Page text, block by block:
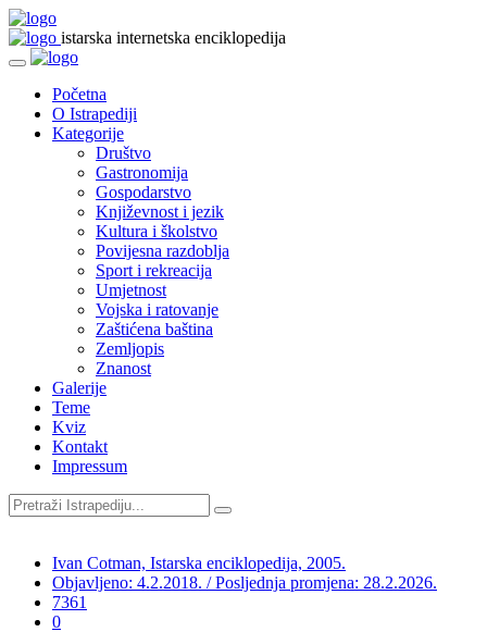
istarska internetska enciklopedija
Početna
O Istrapediji
Kategorije
Društvo
Gastronomija
Gospodarstvo
Književnost i jezik
Kultura i školstvo
Povijesna razdoblja
Sport i rekreacija
Umjetnost
Vojska i ratovanje
Zaštićena baština
Zemljopis
Znanost
Galerije
Teme
Kviz
Kontakt
Impressum
Ivan Cotman, Istarska enciklopedija, 2005.
Objavljeno: 4.2.2018. / Posljednja promjena: 28.2.2026.
7361
0